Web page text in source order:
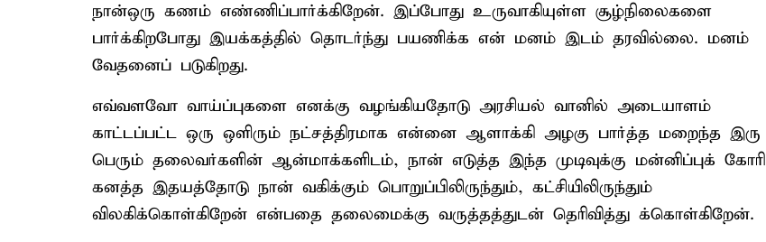
நான்ஒரு கணம் எண்ணிப்பார்க்கிறேன். இப்போது உருவாகியுள்ள சூழ்நிலைகளை
பார்க்கிறபோது இயக்கத்தில் தொடர்ந்து பயணிக்க என் மனம் இடம் தரவில்லை. மனம்
வேதனைப் படுகிறது.
எவ்வளவோ வாய்ப்புகளை எனக்கு வழங்கியதோடு அரசியல் வானில் அடையாளம்
காட்டப்பட்ட ஒரு ஒளிரும் நட்சத்திரமாக என்னை ஆளாக்கி அழகு பார்த்த மறைந்த இரு
பெரும் தலைவர்களின் ஆன்மாக்களிடம், நான் எடுத்த இந்த முடிவுக்கு மன்னிப்புக் கோரி
கனத்த இதயத்தோடு நான் வகிக்கும் பொறுப்பிலிருந்தும், கட்சியிலிருந்தும்
விலகிக்கொள்கிறேன் என்பதை தலைமைக்கு வருத்தத்துடன் தெரிவித்து க்கொள்கிறேன்.